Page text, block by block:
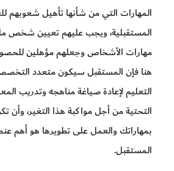
المهارات التي من شأنها تأهيل شعوبهم
المستقبلية، ويجب عليهم تعيين شخص
مهارات الأشخاص وجعلهم مؤهلين
هنا فإن المستقبل سيكون متعدد
التعليم لإعادة صياغة مناهجه وتدريب
التحتية من أجل مواكبة هذا التغير، وأن
بمهاراتك والعمل على تطويرها هو أهم
المستقبل.